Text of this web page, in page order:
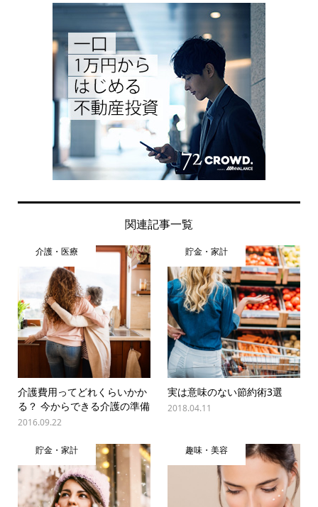
関連記事一覧
介護・医療
介護費用ってどれくらいかか
る？ 今からできる介護の準備
2016.09.22
貯金・家計
実は意味のない節約術3選
2018.04.11
貯金・家計 趣味・美容